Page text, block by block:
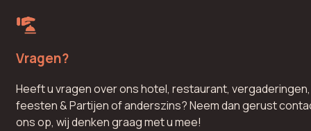
Vragen?
Heeft u vragen over ons hotel, restaurant, vergaderingen,
feesten & Partijen of anderszins? Neem dan gerust
ons op, wij denken graag met u mee!